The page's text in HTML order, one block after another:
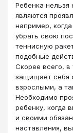
Ребенка нельзя
являются
например,
убрать свою
теннисную
подобные
Скорее всего, в
защищает себя
взрослыми, а
Необходимо
ребенку, когда
и своими
наставления,